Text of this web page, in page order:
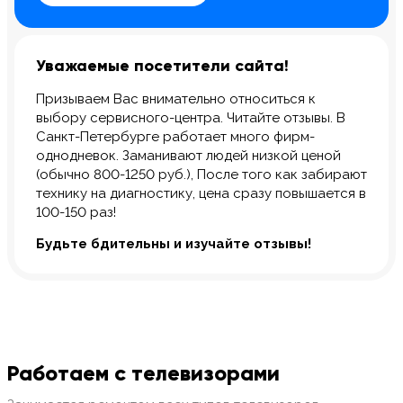
Уважаемые посетители сайта!
Призываем Вас внимательно относиться к
выбору сервисного-центра. Читайте отзывы. В
Санкт-Петербурге работает много фирм-
однодневок. Заманивают людей низкой ценой
(обычно 800-1250 руб.), После того как забирают
технику на диагностику, цена сразу повышается в
100-150 раз!
Будьте бдительны и изучайте отзывы!
Работаем с телевизорами